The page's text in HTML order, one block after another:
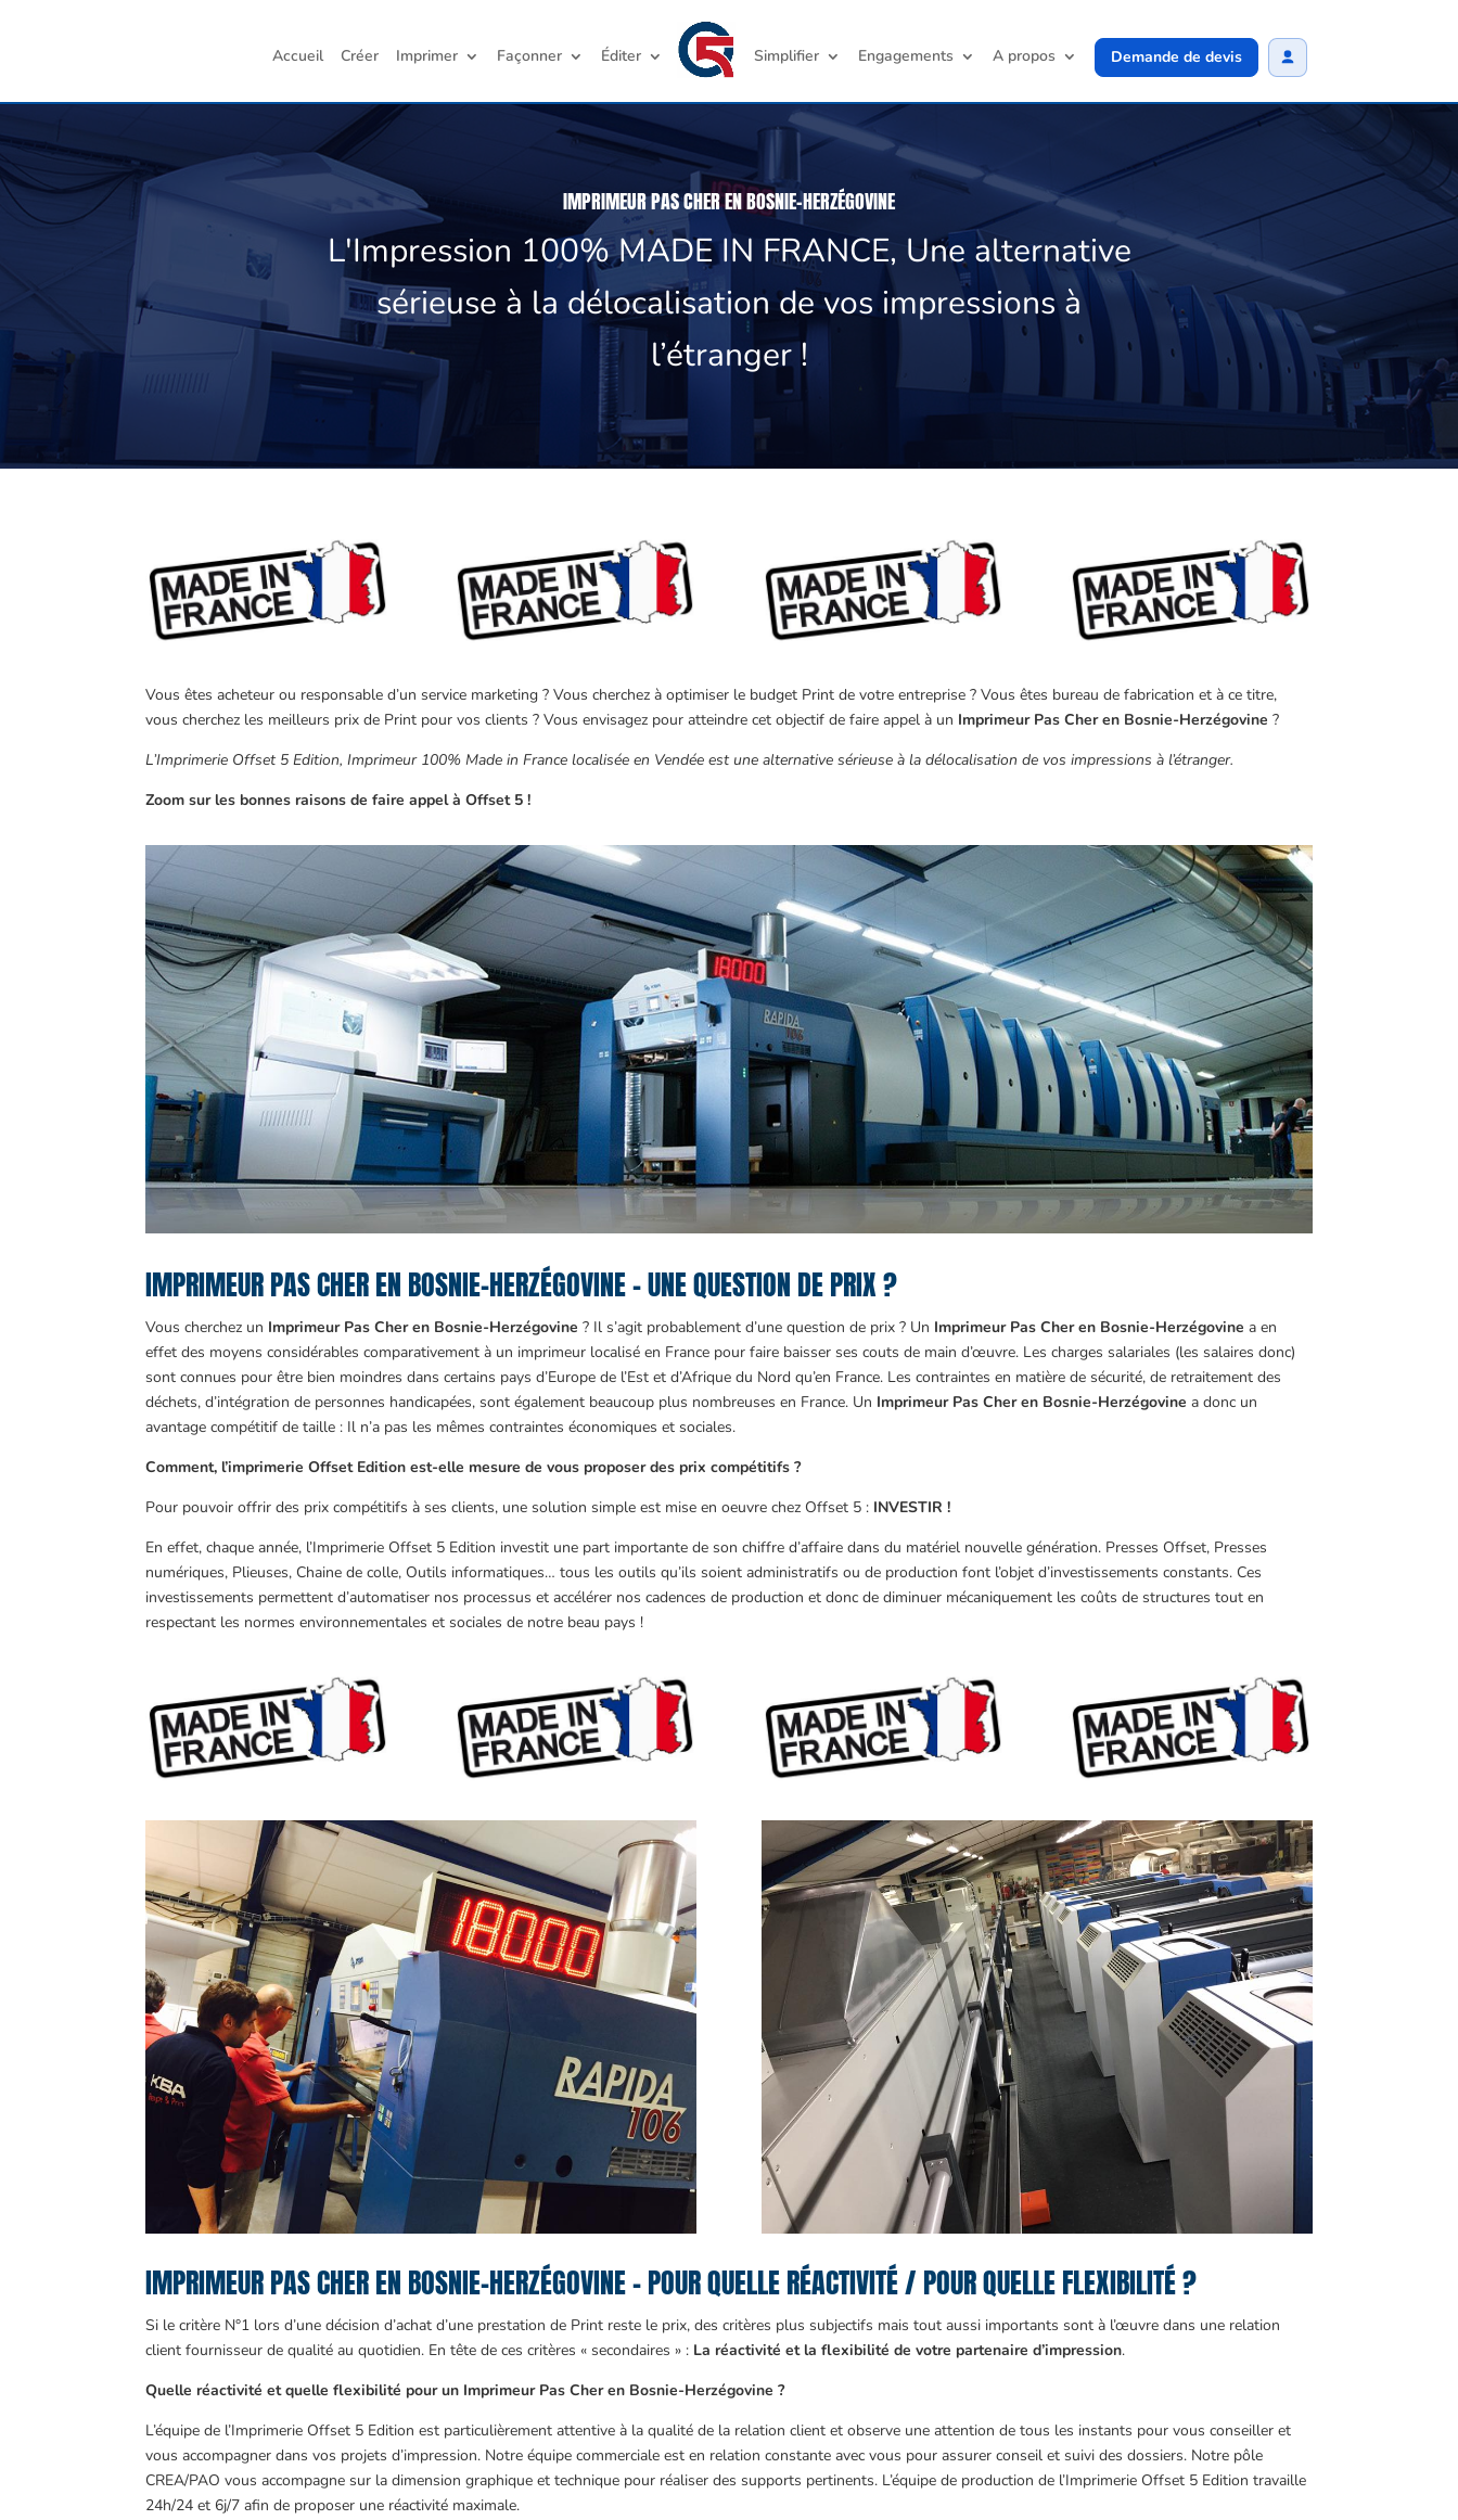
Accueil Créer Imprimer Façonner Éditer Simplifier Engagements A propos Demande de devis
IMPRIMEUR PAS CHER EN BOSNIE-HERZÉGOVINE
L'Impression 100% MADE IN FRANCE, Une alternative
sérieuse à la délocalisation de vos impressions à
l’étranger !
Vous êtes acheteur ou responsable d’un service marketing ? Vous cherchez à optimiser le budget Print de votre entreprise ? Vous êtes bureau de fabrication et à ce titre,
vous cherchez les meilleurs prix de Print pour vos clients ? Vous envisagez pour atteindre cet objectif de faire appel à un Imprimeur Pas Cher en Bosnie-Herzégovine ?
L’Imprimerie Offset 5 Edition, Imprimeur 100% Made in France localisée en Vendée est une alternative sérieuse à la délocalisation de vos impressions à l’étranger.
Zoom sur les bonnes raisons de faire appel à Offset 5 !
IMPRIMEUR PAS CHER EN BOSNIE-HERZÉGOVINE – UNE QUESTION DE PRIX ?
Vous cherchez un Imprimeur Pas Cher en Bosnie-Herzégovine? Il s’agit probablement d’une question de prix ? Un Imprimeur Pas Cher en Bosnie-Herzégovine a en
effet des moyens considérables comparativement à un imprimeur localisé en France pour faire baisser ses couts de main d’œuvre. Les charges salariales (les salaires donc)
sont connues pour être bien moindres dans certains pays d’Europe de l’Est et d’Afrique du Nord qu’en France. Les contraintes en matière de sécurité, de retraitement des
déchets, d’intégration de personnes handicapées, sont également beaucoup plus nombreuses en France. Un Imprimeur Pas Cher en Bosnie-Herzégovine a donc un
avantage compétitif de taille : Il n’a pas les mêmes contraintes économiques et sociales.
Comment, l’imprimerie Offset Edition est-elle mesure de vous proposer des prix compétitifs ?
Pour pouvoir offrir des prix compétitifs à ses clients, une solution simple est mise en oeuvre chez Offset 5 : INVESTIR !
En effet, chaque année, l’Imprimerie Offset 5 Edition investit une part importante de son chiffre d’affaire dans du matériel nouvelle génération. Presses Offset, Presses
numériques, Plieuses, Chaine de colle, Outils informatiques… tous les outils qu’ils soient administratifs ou de production font l’objet d’investissements constants. Ces
investissements permettent d’automatiser nos processus et accélérer nos cadences de production et donc de diminuer mécaniquement les coûts de structures tout en
respectant les normes environnementales et sociales de notre beau pays !
IMPRIMEUR PAS CHER EN BOSNIE-HERZÉGOVINE – POUR QUELLE RÉACTIVITÉ / POUR QUELLE FLEXIBILITÉ ?
Si le critère N°1 lors d’une décision d’achat d’une prestation de Print reste le prix, des critères plus subjectifs mais tout aussi importants sont à l’œuvre dans une relation
client fournisseur de qualité au quotidien. En tête de ces critères « secondaires » : La réactivité et la flexibilité de votre partenaire d’impression.
Quelle réactivité et quelle flexibilité pour un Imprimeur Pas Cher en Bosnie-Herzégovine ?
L’équipe de l’Imprimerie Offset 5 Edition est particulièrement attentive à la qualité de la relation client et observe une attention de tous les instants pour vous conseiller et
vous accompagner dans vos projets d’impression. Notre équipe commerciale est en relation constante avec vous pour assurer conseil et suivi des dossiers. Notre pôle
CREA/PAO vous accompagne sur la dimension graphique et technique pour réaliser des supports pertinents. L’équipe de production de l’Imprimerie Offset 5 Edition travaille
24h/24 et 6j/7 afin de proposer une réactivité maximale.